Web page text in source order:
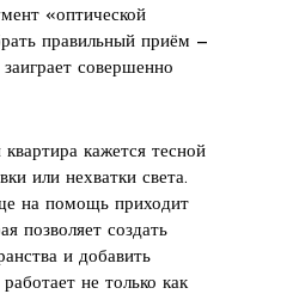
«оптической
правильный приём —
совершенно
кажется тесной
или нехватки света.
на помощь приходит
позволяет создать
и добавить
не только как